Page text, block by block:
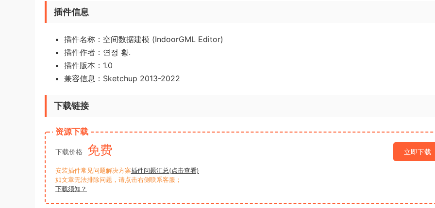
插件信息
插件名称：空间数据建模 (IndoorGML Editor)
插件作者：연정 황.
插件版本：1.0
兼容信息：Sketchup 2013-2022
下载链接
资源下载
下载价格 免费 立即下载
安装插件常见问题解决方案插件问题汇总(点击查看)
如文章无法排除问题，请点击右侧联系客服；
下载须知？